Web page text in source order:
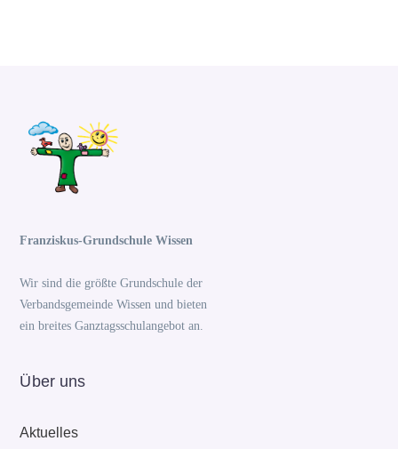
Franziskus-Grundschule Wissen
Wir sind die größte Grundschule der
Verbandsgemeinde Wissen und bieten
ein breites Ganztagsschulangebot an.
Über uns
Aktuelles